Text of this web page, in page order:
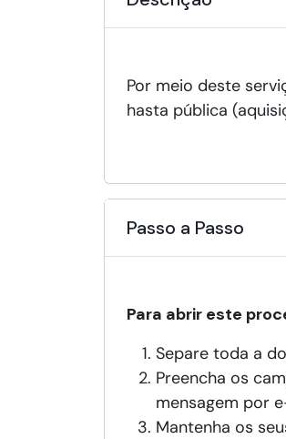
Por meio deste
hasta pública
Passo a Passo
Para abrir este
Separe toda a
Preencha os
mensagem por
Mantenha os